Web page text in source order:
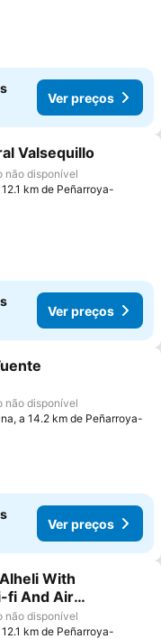
Ver preços
aos favoritos
Valsequillo
não disponível
km de Peñarroya-
Ver preços
aos favoritos
não disponível
a 14.2 km de Peñarroya-
Ver preços
aos favoritos
With
fi And Air
não disponível
km de Peñarroya-